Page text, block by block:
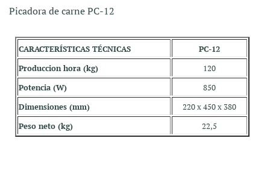
Picadora de carne PC-12
CARACTERÍSTICAS TÉCNICAS
PC-12
Produccion hora (kg)
120
Potencia (W)
850
Dimensiones (mm)
220 x 450 x 380
Peso neto (kg)
22,5